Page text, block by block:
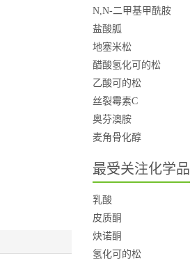
N,N-二甲基甲酰胺
盐酸胍
地塞米松
醋酸氢化可的松
乙酸可的松
丝裂霉素C
奥芬澳胺
麦角骨化醇
最受关注化学品
乳酸
皮质酮
炔诺酮
氢化可的松